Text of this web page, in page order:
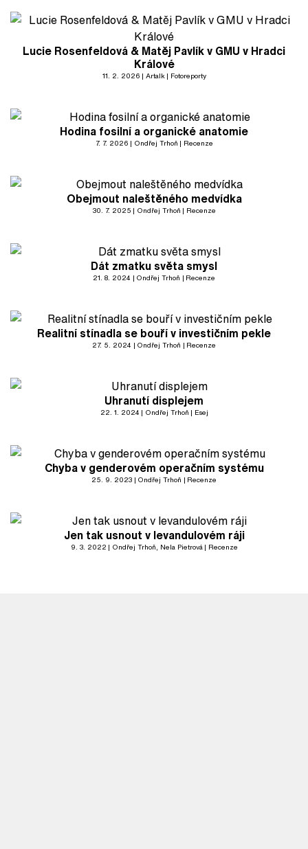
Lucie Rosenfeldová & Matěj Pavlík v GMU v Hradci
Králové
11. 2. 2026 Artalk Fotoreporty
Hodina fosilní a organické anatomie
7. 7. 2026 Ondřej Trhoň Recenze
Obejmout naleštěného medvídka
30. 7. 2025 Ondřej Trhoň Recenze
Dát zmatku světa smysl
21. 8. 2024 Ondřej Trhoň Recenze
Realitní stínadla se bouří v investičním pekle
27. 5. 2024 Ondřej Trhoň Recenze
Uhranutí displejem
22. 1. 2024 Ondřej Trhoň Esej
Chyba v genderovém operačním systému
25. 9. 2023 Ondřej Trhoň Recenze
Jen tak usnout v levandulovém ráji
9. 3. 2022 Ondřej Trhoň, Nela Pietrová Recenze